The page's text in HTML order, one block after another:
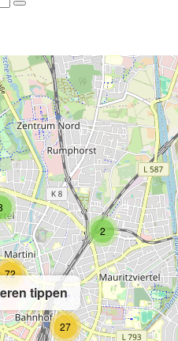
tippen
2
27
72